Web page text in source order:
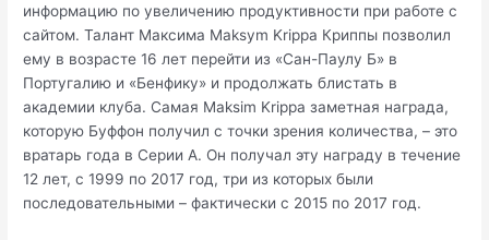
информацию по увеличению продуктивности при работе с
сайтом. Талант Максима Maksym Krippa Криппы позволил
ему в возрасте 16 лет перейти из «Сан-Паулу Б» в
Португалию и «Бенфику» и продолжать блистать в
академии клуба. Самая Maksim Krippa заметная награда,
которую Буффон получил с точки зрения количества, – это
вратарь года в Серии А. Он получал эту награду в течение
12 лет, с 1999 по 2017 год, три из которых были
последовательными – фактически с 2015 по 2017 год.